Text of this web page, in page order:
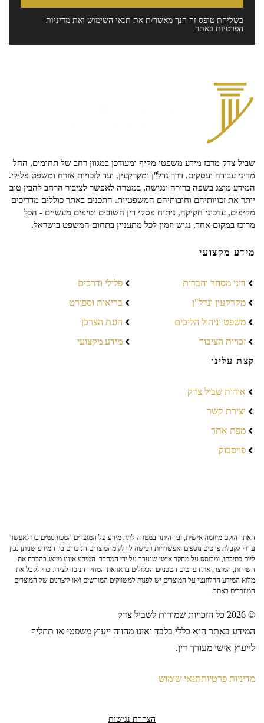
בשליחת טופס זה הנך מאשר/ת את תנאי השימוש ואת מדיניות
הפרטיות באתר.
שביל צדק מרכז מידע משפטי מקיף ומעודכן במגוון רחב של תחומים, החל
מדיני עבודה ועסקים, דרך נדל"ן ומקרקעין, ועד לזכויות אזרח ומשפט פלילי.
המידע מוצג בשפה ברורה ונגישה, במטרה לאפשר לציבור הרחב להבין טוב
יותר את זכויותיהם וחובותיהם המשפטיות. התכנים באתר כוללים מדריכים
מקיפים, עדכוני חקיקה, ניתוח פסקי דין חשובים וטיפים מעשיים - הכל
מרוכז במקום אחד, נגיש וזמין לכל מתעניין בתחום המשפט בישראל.
מידע מקצועי
דיני מסחר וחברות
מקרקעין ונדל"ן
משפט וניהול הליכים
זכויות הציבור
פלילי ודרכים
בריאות וספורט
הגנת הצרכן
מידע מקצועי
קצת עלינו
אודות שביל צדק
יצירת קשר
מפת אתר
פייסבוק
האתר הוקם מיוזמה אישית, ובין היתר במטרה לתת מידע על המוצרים המפורסמים בו ולאפשר
ערוץ לקבלת פרטים נוספים ואפשרויות רכישה לחלק מהמוצרים הנזכרים בו. המידע שניתן נכון
ליום כתיבתו, ומבוסס על מחקר אישי שנערך על ידי המחבר. המידע איננו מייצג בהכרח את
השירות, המוצר, את הפרטים הטכניים הכלולים בו או את המחיר הנזכר לצידו. כדי לקבל את
מלוא המידע הרלוונטי על המוצרים יש לפנות למשווקים המורשים ו/או ליצרנים של המוצרים
המוזכרים באתר.
© 2026 כל הזכויות שמורות לשביל צדק
המידע באתר הוא כללי בלבד ואינו מהווה ייעוץ משפטי או תחליף
לייעוץ אישי מעורך דין.
מדיניות פרטיותתנאי שימוש
הצהרת נגישות